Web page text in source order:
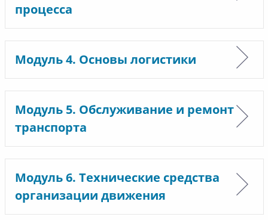
процесса
Модуль 4. Основы логистики
Модуль 5. Обслуживание и ремонт
транспорта
Модуль 6. Технические средства
организации движения